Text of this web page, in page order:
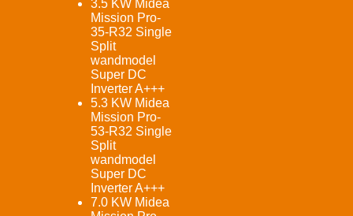
3.5 KW Midea
Mission Pro-
35-R32 Single
Split
wandmodel
Super DC
Inverter A+++
5.3 KW Midea
Mission Pro-
53-R32 Single
Split
wandmodel
Super DC
Inverter A+++
7.0 KW Midea